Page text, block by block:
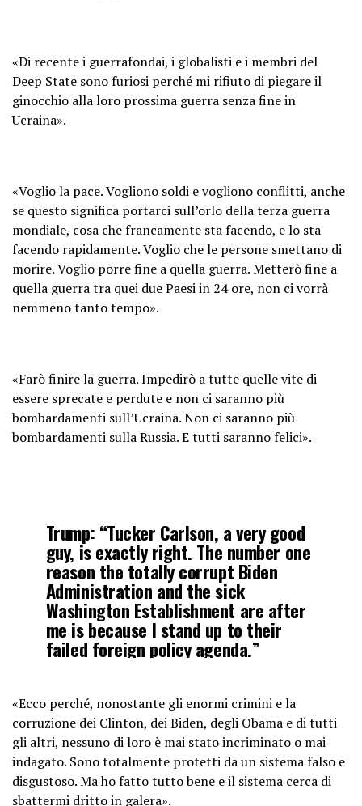
«Di recente i guerrafondai, i globalisti e i membri del
Deep State sono furiosi perché mi rifiuto di piegare il
ginocchio alla loro prossima guerra senza fine in
Ucraina».
«Voglio la pace. Vogliono soldi e vogliono conflitti, anche
se questo significa portarci sull’orlo della terza guerra
mondiale, cosa che francamente sta facendo, e lo sta
facendo rapidamente. Voglio che le persone smettano di
morire. Voglio porre fine a quella guerra. Metterò fine a
quella guerra tra quei due Paesi in 24 ore, non ci vorrà
nemmeno tanto tempo».
«Farò finire la guerra. Impedirò a tutte quelle vite di
essere sprecate e perdute e non ci saranno più
bombardamenti sull’Ucraina. Non ci saranno più
bombardamenti sulla Russia. E tutti saranno felici».
Trump: “Tucker Carlson, a very good
guy, is exactly right. The number one
reason the totally corrupt Biden
Administration and the sick
Washington Establishment are after
me is because I stand up to their
failed foreign policy agenda.”
pic.twitter.com/8BAE7bVHr6
— The Post Millennial
(@TPostMillennial)June 16, 2023
«Ecco perché, nonostante gli enormi crimini e la
corruzione dei Clinton, dei Biden, degli Obama e di tutti
gli altri, nessuno di loro è mai stato incriminato o mai
indagato. Sono totalmente protetti da un sistema falso e
disgustoso. Ma ho fatto tutto bene e il sistema cerca di
sbattermi dritto in galera».